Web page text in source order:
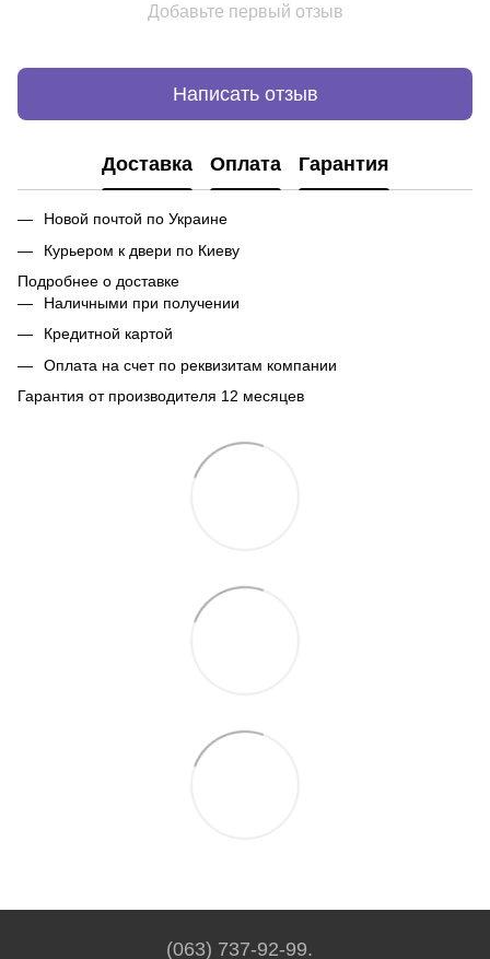
Добавьте первый отзыв
Написать отзыв
Доставка Оплата Гарантия
Новой почтой по Украине
Курьером к двери по Киеву
Подробнее о доставке
Наличными при получении
Кредитной картой
Оплата на счет по реквизитам компании
Гарантия от производителя 12 месяцев
(063) 737-92-99.